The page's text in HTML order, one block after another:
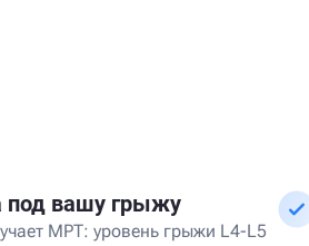
под вашу грыжу
МРТ: уровень грыжи L4-L5